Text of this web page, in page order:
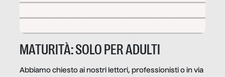
MATURITÀ: SOLO PER ADULTI
Abbiamo chiesto ai nostri lettori, professionisti o in via